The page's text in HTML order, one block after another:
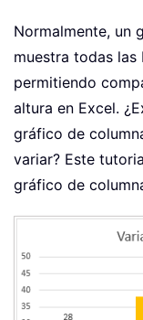
Normalmente, un
muestra todas las
permitiendo
altura en Excel.
gráfico de
variar? Este
gráfico de